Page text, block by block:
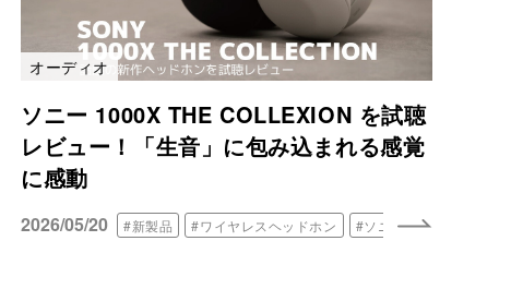
オーディオ
ソニー 1000X THE COLLEXION を試聴
レビュー！「生音」に包み込まれる感覚
に感動
2026/05/20 #新製品 #ワイヤレスヘッドホン #ソニー